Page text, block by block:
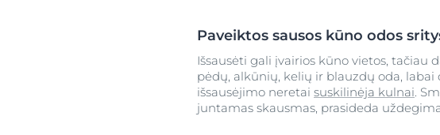
Paveiktos sausos kūno odos
Išsausėti gali įvairios kūno vietos, tačiau
pėdų, alkūnių, kelių ir blauzdų oda, labai
išsausėjimo neretai suskilinėja kulnai.
juntamas skausmas, prasideda